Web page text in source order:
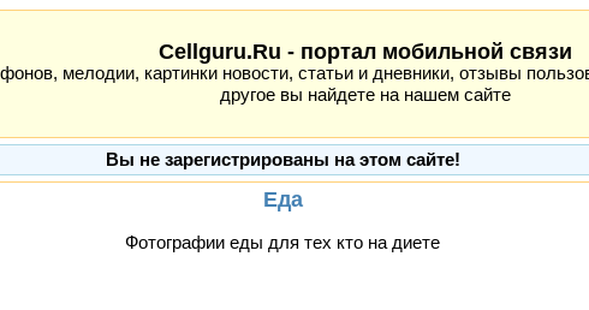
Cellguru.Ru - портал мобильной связи
мелодии, картинки новости, статьи и дневники, отзывы
другое вы найдете на нашем сайте
Вы не зарегистрированы на этом сайте!
Еда
Фотографии еды для тех кто на диете